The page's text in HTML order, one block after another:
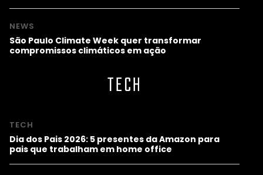
NEWS
São Paulo Climate Week quer transformar
compromissos climáticos em ação
TECH
TECH
Dia dos Pais 2026: 5 presentes da Amazon para
pais que trabalham em home office